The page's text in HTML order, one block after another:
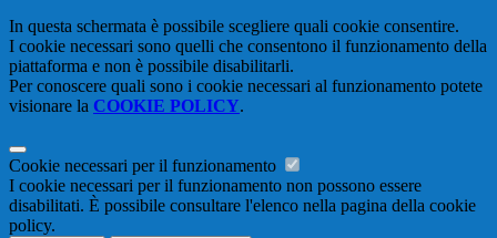
In questa schermata è possibile scegliere quali cookie consentire.
I cookie necessari sono quelli che consentono il funzionamento della
piattaforma e non è possibile disabilitarli.
Per conoscere quali sono i cookie necessari al funzionamento potete
visionare la COOKIE POLICY.
Cookie necessari per il funzionamento
I cookie necessari per il funzionamento non possono essere
disabilitati. È possibile consultare l'elenco nella pagina della cookie
policy.